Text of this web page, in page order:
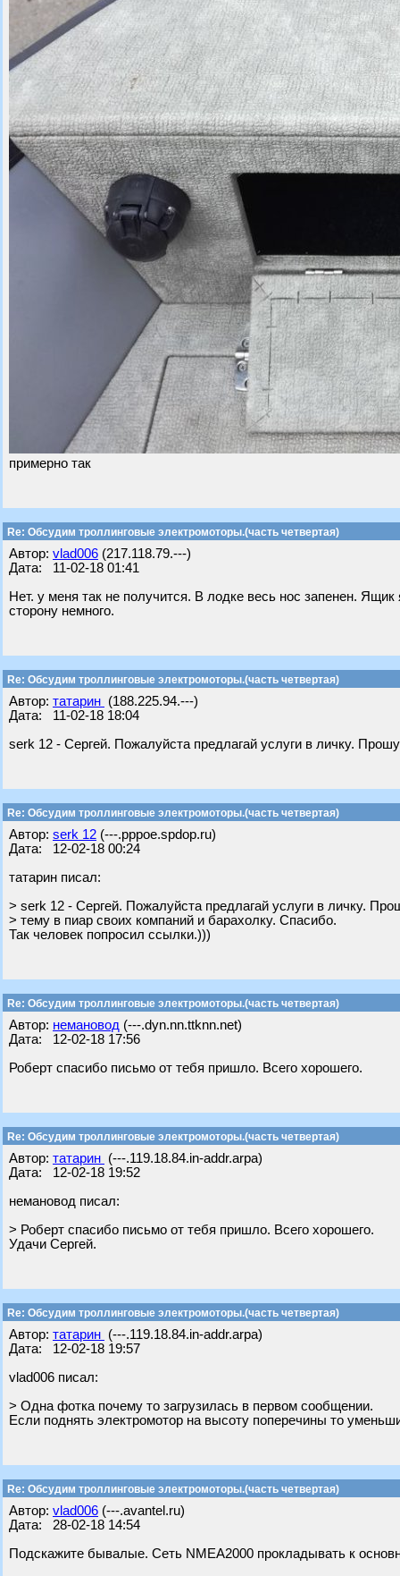
примерно так
Re: Обсудим троллинговые электромоторы.(часть четвертая)
Автор: vlad006 (217.118.79.---)
Дата: 11-02-18 01:41
Нет. у меня так не получится. В лодке весь нос запенен.
сторону немного.
Re: Обсудим троллинговые электромоторы.(часть четвертая)
Автор: татарин (188.225.94.---)
Дата: 11-02-18 18:04
serk 12 - Сергей. Пожалуйста предлагай услуги в личку.
Re: Обсудим троллинговые электромоторы.(часть четвертая)
Автор: serk 12 (---.pppoe.spdop.ru)
Дата: 12-02-18 00:24
татарин писал:
> serk 12 - Сергей. Пожалуйста предлагай услуги в личку.
> тему в пиар своих компаний и барахолку. Спасибо.
Так человек попросил ссылки.)))
Re: Обсудим троллинговые электромоторы.(часть четвертая)
Автор: немановод (---.dyn.nn.ttknn.net)
Дата: 12-02-18 17:56
Роберт спасибо письмо от тебя пришло. Всего хорошего.
Re: Обсудим троллинговые электромоторы.(часть четвертая)
Автор: татарин (---.119.18.84.in-addr.arpa)
Дата: 12-02-18 19:52
немановод писал:
> Роберт спасибо письмо от тебя пришло. Всего хорошего.
Удачи Сергей.
Re: Обсудим троллинговые электромоторы.(часть четвертая)
Автор: татарин (---.119.18.84.in-addr.arpa)
Дата: 12-02-18 19:57
vlad006 писал:
> Одна фотка почему то загрузилась в первом сообщении.
Если поднять электромотор на высоту поперечины то
Re: Обсудим троллинговые электромоторы.(часть четвертая)
Автор: vlad006 (---.avantel.ru)
Дата: 28-02-18 14:54
Подскажите бывалые. Сеть NMEA2000 прокладывать к